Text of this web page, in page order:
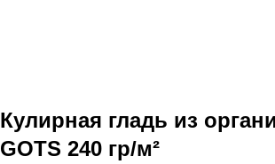
Кулирная гладь из
GOTS 240 гр/м²